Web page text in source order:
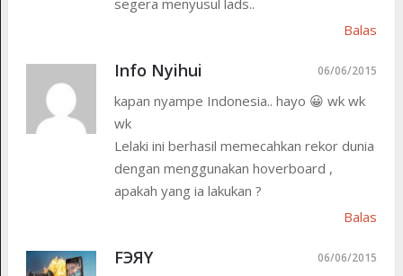
segera menyusul lads..
Balas
Info Nyihui 06/06/2015
kapan nyampe Indonesia.. hayo 😀 wk wk
wk
Lelaki ini berhasil memecahkan rekor dunia
dengan menggunakan hoverboard ,
apakah yang ia lakukan ?
Balas
FЭЯY 06/06/2015